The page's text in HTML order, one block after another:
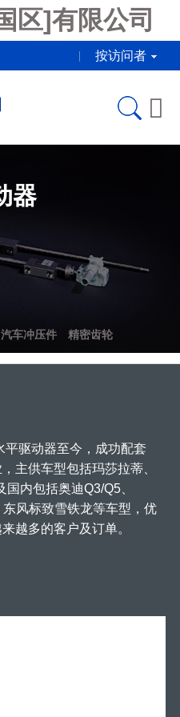
区]有限公司
按访问者

器
汽车冲压件 精密齿轮
水平驱动器至今，成功配套
主供车型包括玛莎拉蒂、
内包括奥迪Q3/Q5、
风标致雪铁龙等车型，优
越多的客户及订单。